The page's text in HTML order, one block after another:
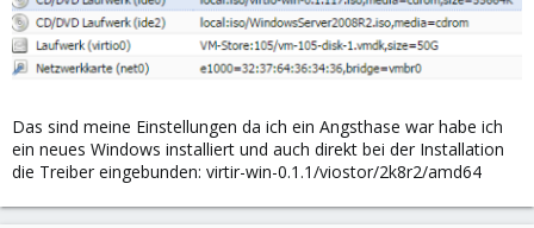
Das sind meine Einstellungen da ich ein Angsthase war habe ich
ein neues Windows installiert und auch direkt bei der Installation
die Treiber eingebunden: virtir-win-0.1.1/viostor/2k8r2/amd64